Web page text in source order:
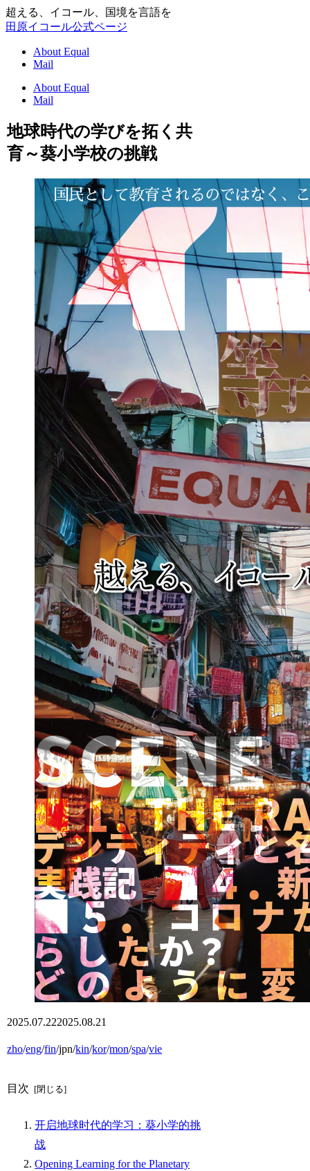
超える、イコール、国境を言語を
田原イコール公式ページ
About Equal
Mail
About Equal
Mail
地球時代の学びを拓く共
育～葵小学校の挑戦
2025.07.222025.08.21
zho/eng/fin/jpn/kin/kor/mon/spa/vie
目次
开启地球时代的学习：葵小学的挑
战
Opening Learning for the Planetary